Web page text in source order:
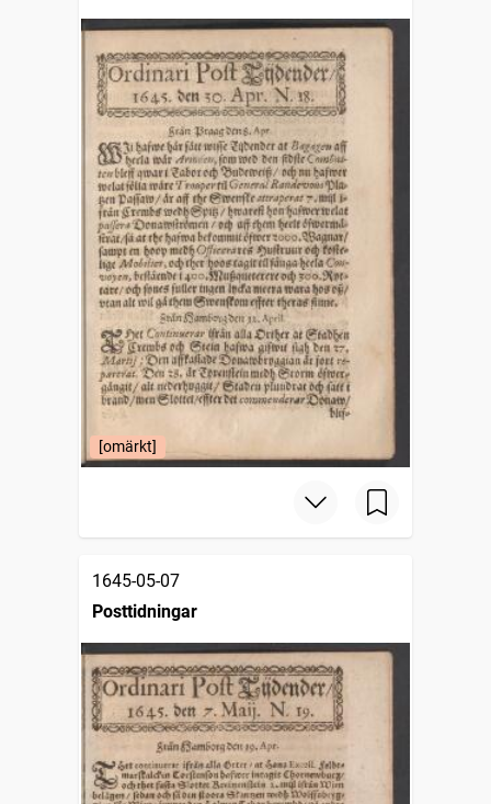
[omärkt]
1645-05-07
Posttidningar